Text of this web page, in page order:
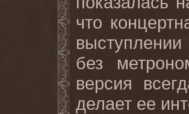
что
без
версия
делает ее